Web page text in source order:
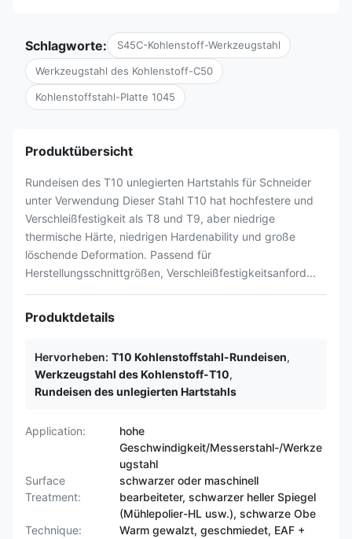
Schlagworte: S45C-Kohlenstoff-Werkzeugstahl
Werkzeugstahl des Kohlenstoff-C50
Kohlenstoffstahl-Platte 1045
Produktübersicht
Rundeisen des T10 unlegierten Hartstahls für Schneider
unter Verwendung Dieser Stahl T10 hat hochfestere und
Verschleißfestigkeit als T8 und T9, aber niedrige
thermische Härte, niedrigen Hardenability und große
löschende Deformation. Passend für
Herstellungsschnittgrößen, Verschleißfestigkeitsanford...
Produktdetails
Hervorheben: T10 Kohlenstoffstahl-Rundeisen,
Werkzeugstahl des Kohlenstoff-T10,
Rundeisen des unlegierten Hartstahls
Application:
hohe
Geschwindigkeit/Messerstahl-/Werkze
ugstahl
Surface
Treatment:
schwarzer oder maschinell
bearbeiteter, schwarzer heller Spiegel
(Mühlepolier-HL usw.), schwarze Obe
Technique:
Warm gewalzt, geschmiedet, EAF +